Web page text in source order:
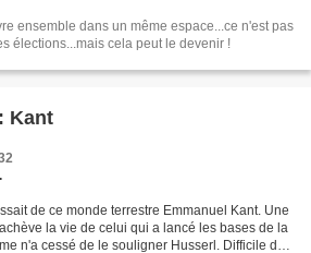
ensemble dans un même espace...ce n'est pas
élections...mais cela peut le devenir !
Kant
de ce monde terrestre Emmanuel Kant. Une
la vie de celui qui a lancé les bases de la
n'a cessé de le souligner Husserl. Difficile de